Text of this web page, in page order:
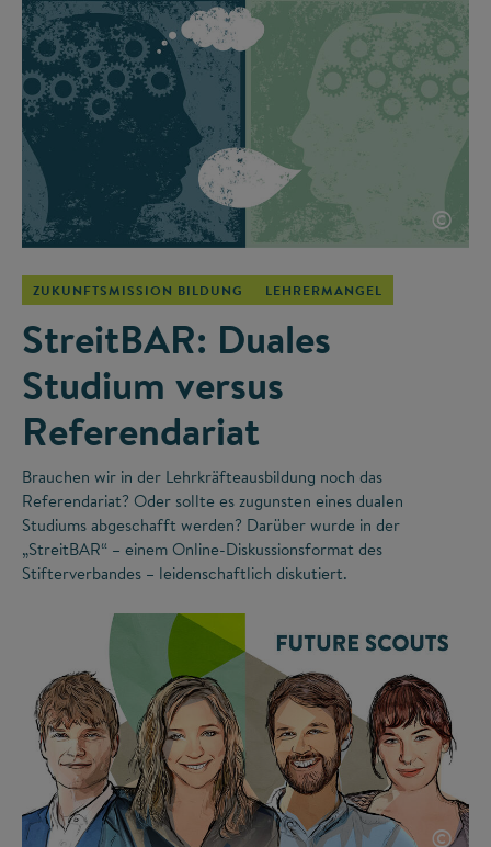
©
ZUKUNFTSMISSION BILDUNG LEHRERMANGEL
StreitBAR: Duales
Studium versus
Referendariat
Brauchen wir in der Lehrkräfteausbildung noch das
Referendariat? Oder sollte es zugunsten eines dualen
Studiums abgeschafft werden? Darüber wurde in der
„StreitBAR“ – einem Online-Diskussionsformat des
Stifterverbandes – leidenschaftlich diskutiert.
©